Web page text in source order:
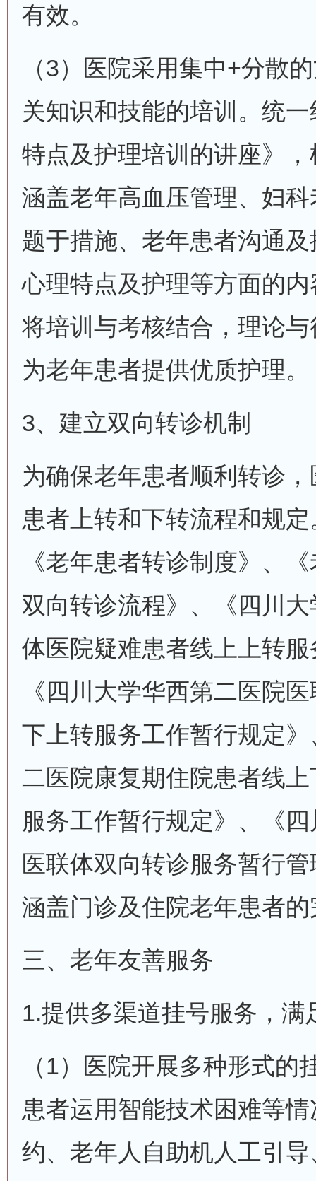
有效。
（3）医院采用集中+分散
关知识和技能的培训。统
特点及护理培训的讲座》
涵盖老年高血压管理、妇
题于措施、老年患者沟通
心理特点及护理等方面的
将培训与考核结合，理论
为老年患者提供优质护理。
3、建立双向转诊机制
为确保老年患者顺利转诊
患者上转和下转流程和规
《老年患者转诊制度》、
双向转诊流程》、《四川
体医院疑难患者线上上转
《四川大学华西第二医院
下上转服务工作暂行规定
二医院康复期住院患者线
服务工作暂行规定》、《
医联体双向转诊服务暂行
涵盖门诊及住院老年患者
三、老年友善服务
1.提供多渠道挂号服务，
（1）医院开展多种形式的
患者运用智能技术困难等
约、老年人自助机人工引